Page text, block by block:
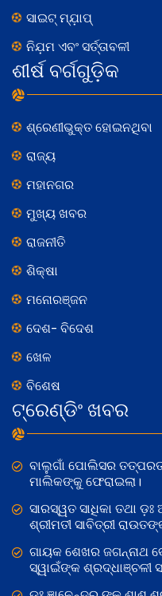
ସାଇଟ୍ ମ୍ଯ଼ାପ୍
ନିଯ଼ମ ଏବଂ ସର୍ତ୍ତାବଳୀ
ଶୀର୍ଷ ବର୍ଗଗୁଡ଼ିକ
ଶ୍ରେଣୀଭୁକ୍ତ ହୋଇନଥିବା
ରାଜ୍ୟ
ମହାନଗର
ମୁଖ୍ୟ ଖବର
ରାଜନୀତି
ଶିକ୍ଷା
ମନୋରଞ୍ଜନ
ଦେଶ- ବିଦେଶ
ଖେଳ
ବିଶେଷ
ଟ୍ରେଣ୍ଡିଂ ଖବର
ବାଲୁଗାଁ ପୋଲିସର
ମାଲିକଙ୍କୁ ଫେରାଇଲା।
ସାରସ୍ୱତ ସାଧିକା ତଥା
ଶ୍ରୀମତୀ ସାବିତ୍ରୀ
ଗାୟକ ଶେଖର ଜଗନ୍ନାଥ
ସ୍ୱାଇଁଙ୍କ ଶ୍ରଦ୍ଧାଞ୍ଚଳୀ